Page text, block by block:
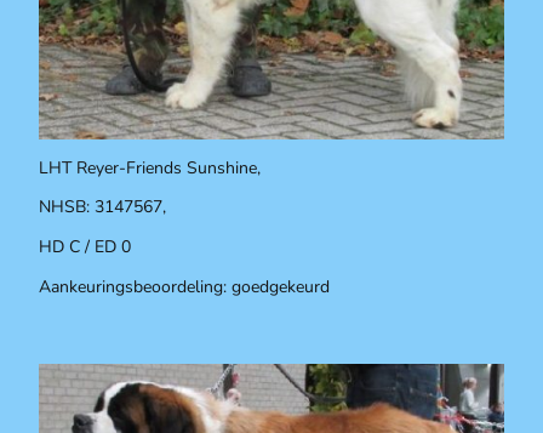
LHT Reyer-Friends Sunshine,
NHSB: 3147567,
HD C / ED 0
Aankeuringsbeoordeling: goedgekeurd